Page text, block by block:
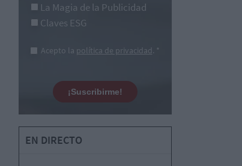
La Magia de la Publicidad
Claves ESG
Acepto la política de privacidad. *
¡Suscribirme!
EN DIRECTO